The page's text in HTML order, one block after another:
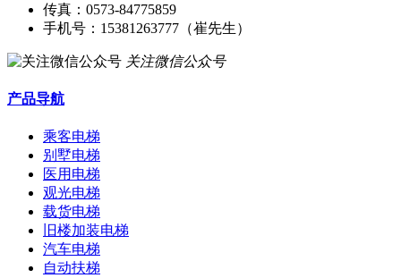
传真：0573-84775859
手机号：15381263777（崔先生）
关注微信公众号
产品导航
乘客电梯
别墅电梯
医用电梯
观光电梯
载货电梯
旧楼加装电梯
汽车电梯
自动扶梯